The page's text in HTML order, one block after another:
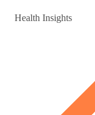
Health Insights